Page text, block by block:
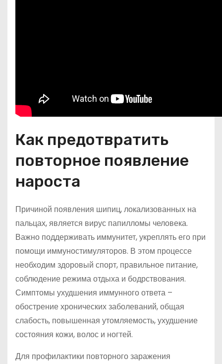
Как предотвратить
повторное появление
нароста
Причиной появления шипиц, локализованных на
пальцах, является вирус папилломы человека.
Важно поддерживать иммунитет, укреплять его при
помощи иммуностимуляторов. В этом процессе
необходим здоровый спорт, правильное питание,
соблюдение режима отдыха и бодрствования.
Симптомы ухудшения иммунного ответа –
обострение хронических заболеваний, общая
слабость, повышенная утомляемость, ухудшение
состояния кожи, волос и ногтей.
Для профилактики повторного заражения